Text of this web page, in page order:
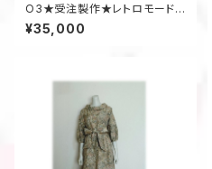
O3★受注製作★レトロモードセ
ットアップ 着物リメイク ツーピ
ース ドレス フォーマル
¥35,000